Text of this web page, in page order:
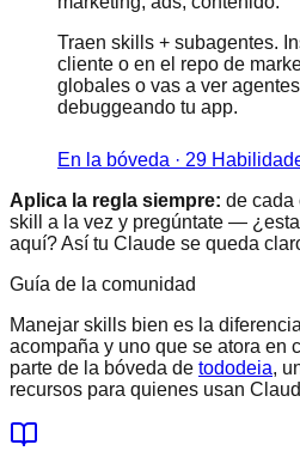
Traen skills + subagentes.
cliente o en el repo de
globales o vas a ver
debuggeando tu app.
En la bóveda · 29
Aplica la regla siempre: de cada
skill a la vez y pregúntate —
aquí? Así tu Claude se queda
Guía de la comunidad
Manejar skills bien es la
acompaña y uno que se atora en
parte de la bóveda de tododeia,
recursos para quienes usan